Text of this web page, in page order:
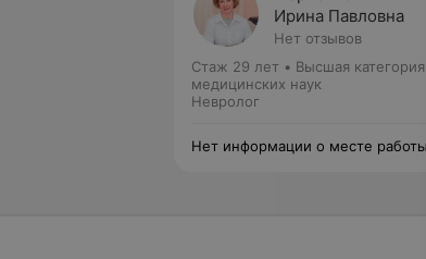
Ирина Павловна
Нет отзывов
Стаж 29 лет • Высшая категория
медицинских наук
Невролог
Нет информации о месте работы